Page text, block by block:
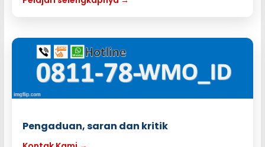
Pengaduan, saran dan kritik